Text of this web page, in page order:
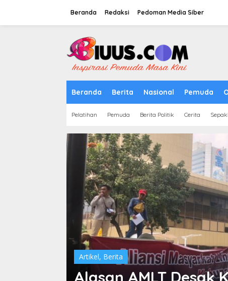
Beranda Redaksi Pedoman Media Siber
Beranda Berita Nasional Pemuda
Pelatihan Pemuda Berita Politik Cerita
Artikel, Berita
Alasan AMLT Desak